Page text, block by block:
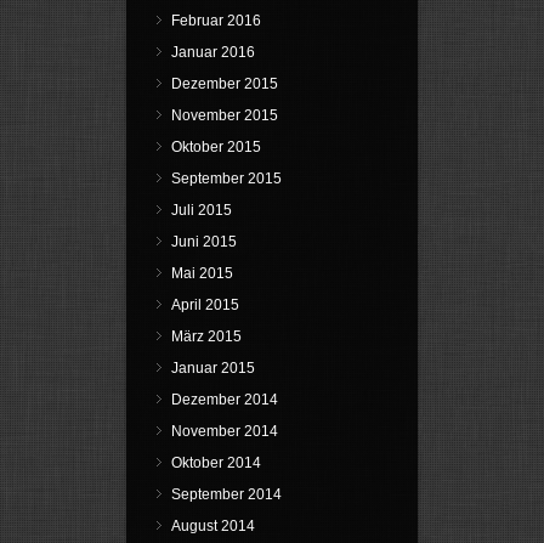
Februar 2016
Januar 2016
Dezember 2015
November 2015
Oktober 2015
September 2015
Juli 2015
Juni 2015
Mai 2015
April 2015
März 2015
Januar 2015
Dezember 2014
November 2014
Oktober 2014
September 2014
August 2014